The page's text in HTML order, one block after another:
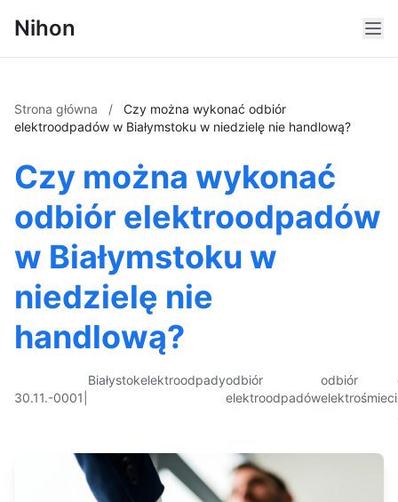
Nihon
Strona główna /
Czy można wykonać odbiór
elektroodpadów w Białymstoku w niedzielę nie handlową?
Czy można wykonać
odbiór elektroodpadów
w Białymstoku w
niedzielę nie
handlową?
30.11.-0001
Białystokelektroodpadyodbiór
elektroodpadów
odbiór
elektrośmieci